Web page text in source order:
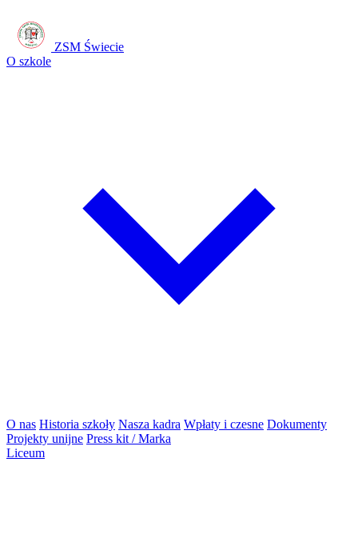
ZSM Świecie
O szkole
O nas Historia szkoły Nasza kadra Wpłaty i czesne Dokumenty
Projekty unijne Press kit / Marka
Liceum